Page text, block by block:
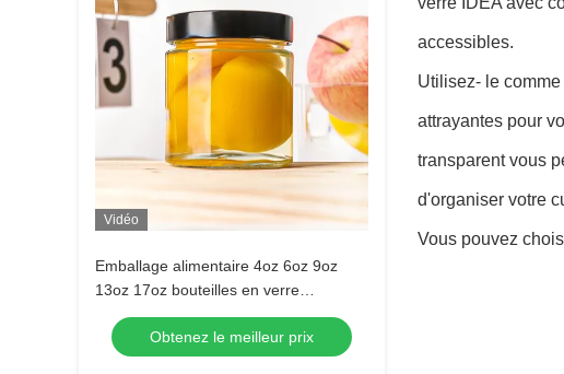
Vidéo
Emballage alimentaire 4oz 6oz 9oz
13oz 17oz bouteilles en verre
transparent avec bouchon en métal
Obtenez le meilleur prix
accessibles.
Utilisez- le
attrayantes pour
transparent vous
d'organiser votre
Vous pouvez